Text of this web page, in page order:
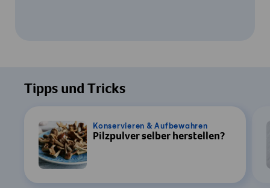
Ihre Zustimmung zur Datenverarbeitung
durch YouTube erforderlich. Details finden
Einstellungen
Tipps und Tricks
Konservieren & Aufbewahren
Pilzpulver selber herstellen?